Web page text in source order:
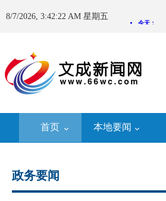
8/7/2026, 3:42:22 AM 星期五
首页 本地要闻
政务要闻